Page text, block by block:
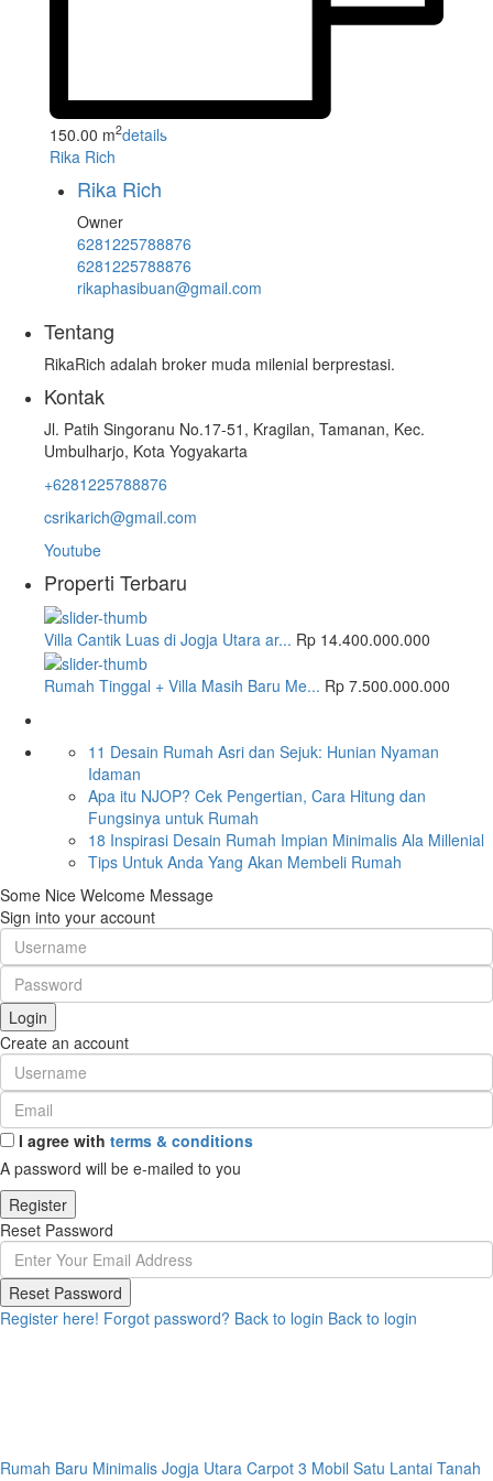
150.00 m2details
Rika Rich
Rika Rich
Owner
6281225788876
6281225788876
rikaphasibuan@gmail.com
Tentang
RikaRich adalah broker muda milenial berprestasi.
Kontak
Jl. Patih Singoranu No.17-51, Kragilan, Tamanan, Kec.
Umbulharjo, Kota Yogyakarta
+6281225788876
csrikarich@gmail.com
Youtube
Properti Terbaru
Villa Cantik Luas di Jogja Utara ar... Rp 14.400.000.000
Rumah Tinggal + Villa Masih Baru Me... Rp 7.500.000.000
11 Desain Rumah Asri dan Sejuk: Hunian Nyaman
Idaman
Apa itu NJOP? Cek Pengertian, Cara Hitung dan
Fungsinya untuk Rumah
18 Inspirasi Desain Rumah Impian Minimalis Ala Millenial
Tips Untuk Anda Yang Akan Membeli Rumah
Some Nice Welcome Message
Sign into your account
Login
Create an account
I agree with terms & conditions
A password will be e-mailed to you
Register
Reset Password
Reset Password
Register here! Forgot password? Back to login Back to login
Rumah Baru Minimalis Jogja Utara Carpot 3 Mobil Satu Lantai Tanah